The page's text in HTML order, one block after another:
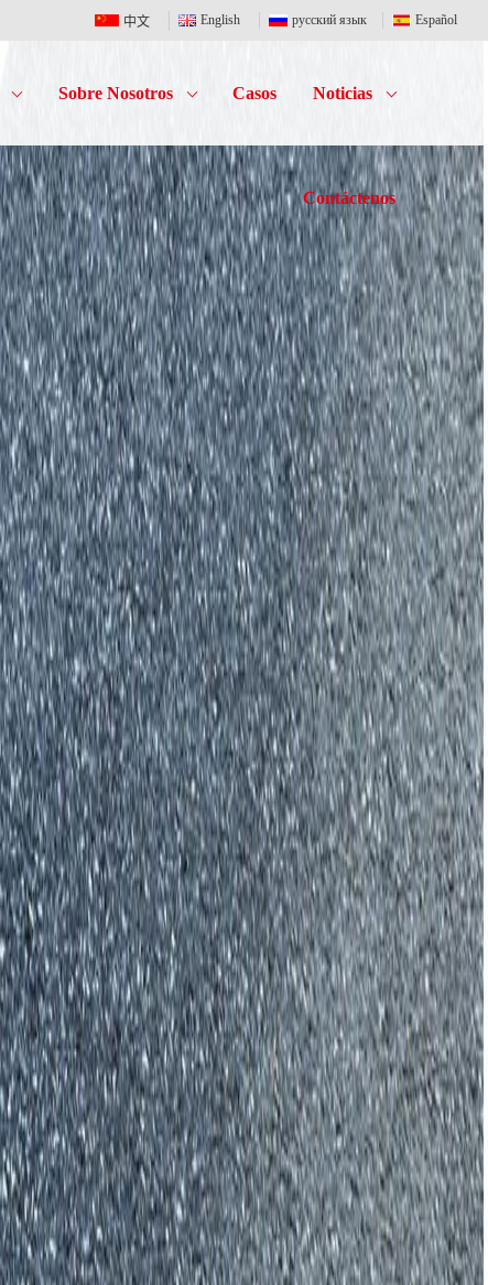
中文 English русский язык Español
Sobre Nosotros Casos Noticias
Contáctenos